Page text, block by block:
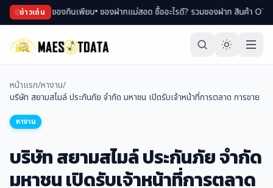
ข่าวเด่น
งพม่า ของกินเพียบ• ของฝากแม่สอด ซื้ออะไรดี? รวมของฝาก สินค้า OTOP ขึ้นชื่
หน้าแรก/หางาน/
บริษัท สยามสไมล์ ประกันภัย จำกัด มหาชน เปิดรับเจ้าหน้าที่การตลาด การขาย
หางาน
บริษัท สยามสไมล์ ประกันภัย จำกัด
มหาชน เปิดรับเจ้าหน้าที่การตลาด